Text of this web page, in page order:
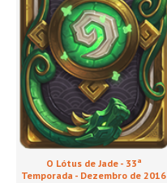
O Lótus de Jade - 33ª
Temporada - Dezembro de 2016